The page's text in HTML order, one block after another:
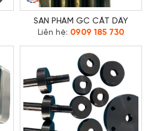
SẢN PHẨM GC CẮT DÂY
Liên hệ: 0909 185 730